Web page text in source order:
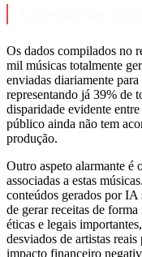
Os dados compilados no
mil músicas totalmente
enviadas diariamente
representando já 39% de
disparidade evidente
público ainda não tem
produção.
Outro aspeto alarmante é
associadas a estas
conteúdos gerados por
de gerar receitas de
éticas e legais
desviados de artistas
impacto financeiro